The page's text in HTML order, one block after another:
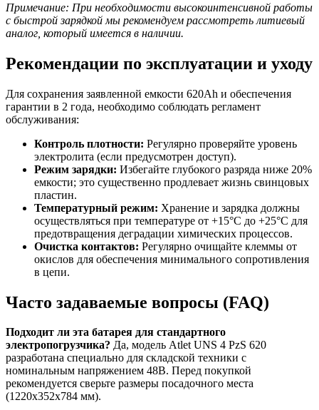
Примечание: При необходимости высокоинтенсивной работы
с быстрой зарядкой мы рекомендуем рассмотреть литиевый
аналог, который имеется в наличии.
Рекомендации по эксплуатации и уходу
Для сохранения заявленной емкости 620Ah и обеспечения
гарантии в 2 года, необходимо соблюдать регламент
обслуживания:
Контроль плотности: Регулярно проверяйте уровень
электролита (если предусмотрен доступ).
Режим зарядки: Избегайте глубокого разряда ниже 20%
емкости; это существенно продлевает жизнь свинцовых
пластин.
Температурный режим: Хранение и зарядка должны
осуществляться при температуре от +15°C до +25°C для
предотвращения деградации химических процессов.
Очистка контактов: Регулярно очищайте клеммы от
окислов для обеспечения минимального сопротивления
в цепи.
Часто задаваемые вопросы (FAQ)
Подходит ли эта батарея для стандартного
электропогрузчика? Да, модель Atlet UNS 4 PzS 620
разработана специально для складской техники с
номинальным напряжением 48В. Перед покупкой
рекомендуется сверьте размеры посадочного места
(1220x352x784 мм).